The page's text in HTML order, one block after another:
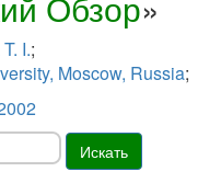
I.;
Moscow, Russia;
Искать